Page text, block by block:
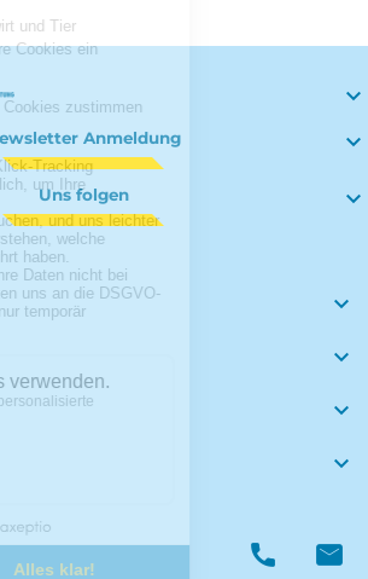

Anmeldung 
Uns folgen 




phone mail
2026 -